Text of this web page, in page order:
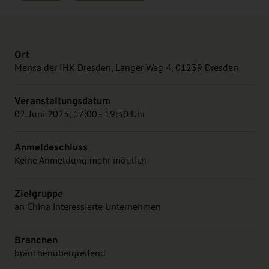
Ort
Mensa der IHK Dresden, Langer Weg 4, 01239 Dresden
Veranstaltungsdatum
02. Juni 2025, 17:00 - 19:30 Uhr
Anmeldeschluss
Keine Anmeldung mehr möglich
Zielgruppe
an China interessierte Unternehmen
Branchen
branchenübergreifend